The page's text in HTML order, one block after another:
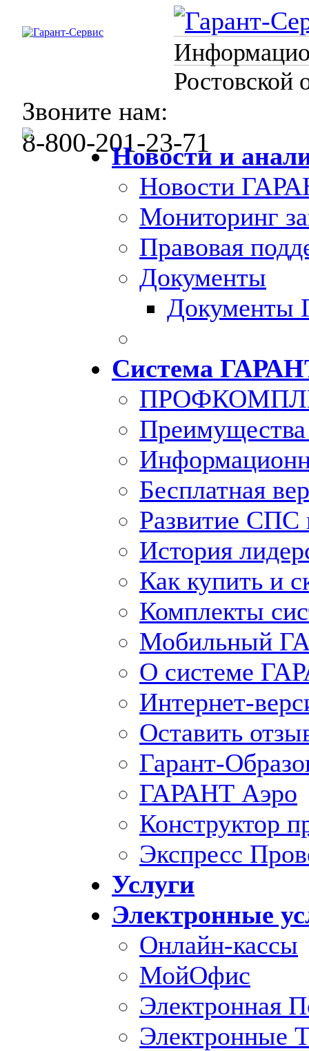
Ростовской
Звоните нам:
8-800-201-23-71
Новости и
Новости
Мониторинг
Правовая
Документы
Документы
Система
Бесплатная
Развитие СПС
История
Как купить и
Комплекты
Мобильный
О системе
Интернет-
Оставить
Гарант-
ГАРАНТ Аэро
Конструктор
Экспресс
Услуги
Электронные
Онлайн-кассы
МойОфис
Электронная
Электронные